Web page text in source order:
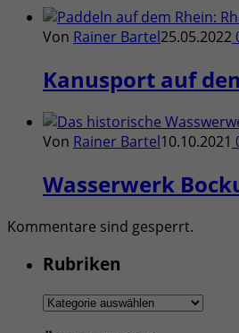
Von Rainer Bartel25.05.2022
Kanusport auf
Von Rainer Bartel10.10.2021
Wasserwerk
Kommentare sind gesperrt.
Rubriken
Rubriken